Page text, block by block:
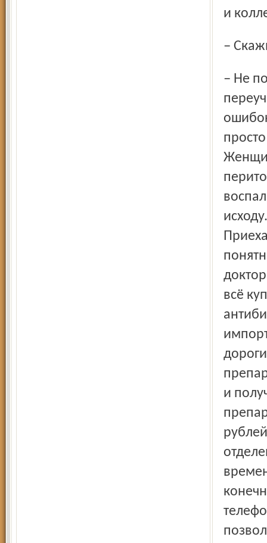
и
–
– Не поверите – суды. Наверное, придётся на юриста
всё
и